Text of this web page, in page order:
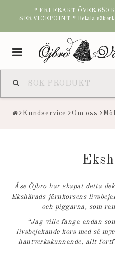
* FRI FRAKT ÖVER 650
SERVICEPOINT * Betala
Toggle
navigation
Kundservice Om oss
Åse Öjbro har skapat detta
Ekshärads-järnkorsens
och piggarna, som
“Jag ville fånga andan
livsbejakande kors med så
hantverkskunnande, allt